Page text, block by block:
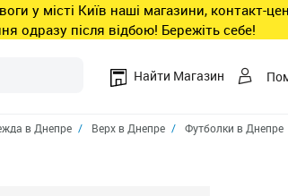
у місті Київ наші магазини,
одразу після відбою! Бережіть себе!
Найти Магазин
в Днепре Верх в Днепре Футболки в Днепре